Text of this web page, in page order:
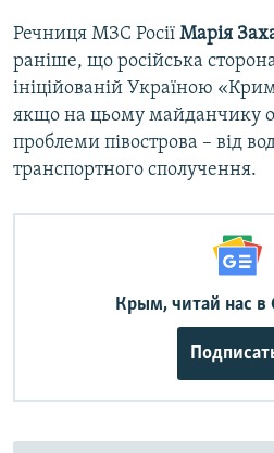
Речниця МЗС Росії Марія
раніше, що російська
ініційованій Україною
якщо на цьому майданчику
проблеми півострова – від
транспортного сполучення.
Крым, читай нас в